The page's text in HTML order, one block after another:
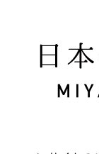
日本のひ